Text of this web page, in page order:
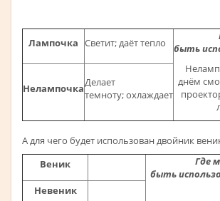
Лампочка Светит; даёт тепло
быть
днём
НелампочкаДелает
темноту; охлаждает
А для чего будет использован двойник
Веник
Где
быть
Невеник